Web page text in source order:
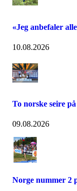
«Jeg anbefaler
10.08.2026
To norske seire
09.08.2026
Norge nummer 2